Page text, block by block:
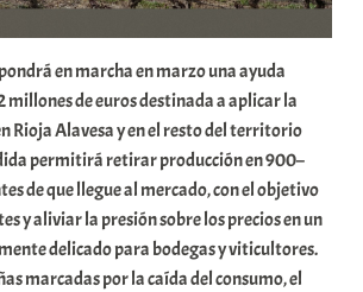
en marcha en marzo una ayuda
de euros destinada a aplicar la
Rioja Alavesa y en el resto del territorio
permitirá retirar producción en 900–
de que llegue al mercado, con el objetivo
y aliviar la presión sobre los precios en un
delicado para bodegas y viticultores.
marcadas por la caída del consumo, el